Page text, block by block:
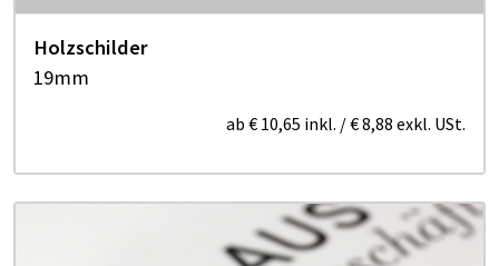
Holzschilder
19mm
ab € 10,65 inkl. /€ 8,88 exkl. USt.